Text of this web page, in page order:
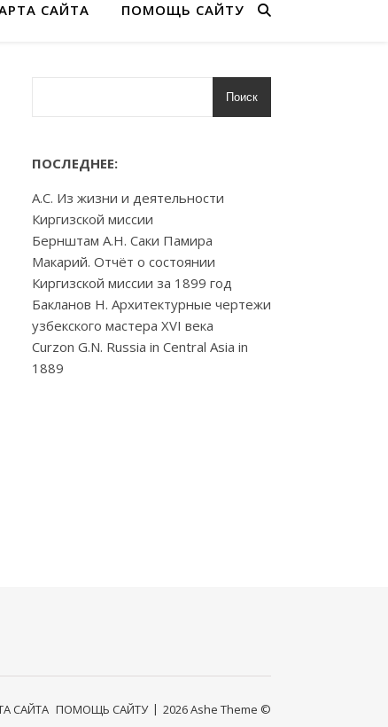
САЙТА ПОМОЩЬ САЙТУ
Поиск
ПОСЛЕДНЕЕ:
А.С. Из жизни и деятельности
Киргизской миссии
Бернштам А.Н. Саки Памира
Макарий. Отчёт о состоянии
Киргизской миссии за 1899 год
Бакланов Н. Архитектурные чертежи
узбекского мастера XVI века
Curzon G.N. Russia in Central Asia in
1889
2026 Ashe Theme ©
САЙТА ПОМОЩЬ САЙТУ